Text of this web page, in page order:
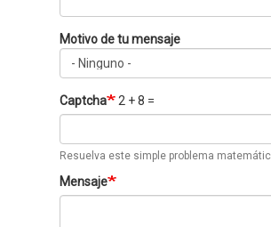
Motivo de tu mensaje
Motivo
de
tu
mensaje
Captcha 2 + 8 =
Resuelva este simple problema
Mensaje